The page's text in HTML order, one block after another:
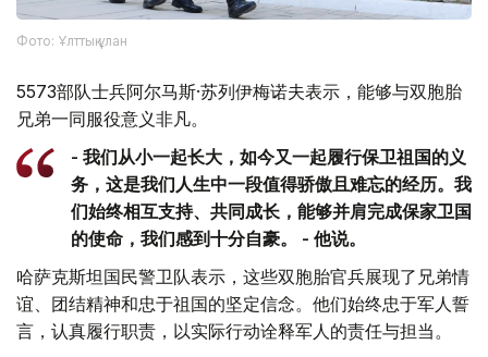
Фото: Ұлттық ұлан
5573部队士兵阿尔马斯·苏列伊梅诺夫表示，能够与双胞胎
兄弟一同服役意义非凡。
- 我们从小一起长大，如今又一起履行保卫祖国的义
务，这是我们人生中一段值得骄傲且难忘的经历。我
们始终相互支持、共同成长，能够并肩完成保家卫国
的使命，我们感到十分自豪。 - 他说。
哈萨克斯坦国民警卫队表示，这些双胞胎官兵展现了兄弟情
谊、团结精神和忠于祖国的坚定信念。他们始终忠于军人誓
言，认真履行职责，以实际行动诠释军人的责任与担当。